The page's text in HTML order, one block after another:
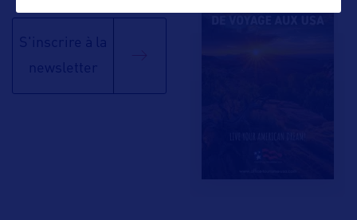
S'inscrire à la
newsletter